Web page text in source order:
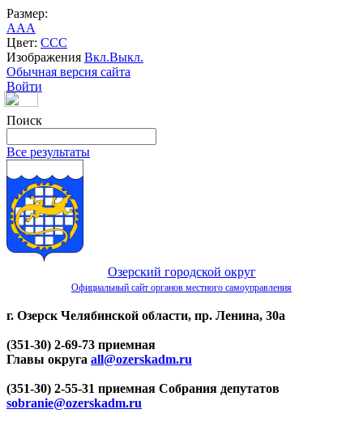
Размер:
AAA
Цвет: CCC
Изображения Вкл.Выкл.
Обычная версия сайта
Войти
Поиск
Все результаты
Озерский городской округ
Официальный сайт органов местного самоуправления
г. Озерск Челябинской области, пр. Ленина, 30а
(351-30) 2-69-73 приемная
Главы округа all@ozerskadm.ru
(351-30) 2-55-31 приемная Собрания депутатов
sobranie@ozerskadm.ru